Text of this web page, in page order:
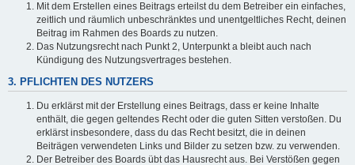
Mit dem Erstellen eines Beitrags erteilst du dem Betreiber ein einfaches,
zeitlich und räumlich unbeschränktes und unentgeltliches Recht, deinen
Beitrag im Rahmen des Boards zu nutzen.
Das Nutzungsrecht nach Punkt 2, Unterpunkt a bleibt auch nach
Kündigung des Nutzungsvertrages bestehen.
3. PFLICHTEN DES NUTZERS
Du erklärst mit der Erstellung eines Beitrags, dass er keine Inhalte
enthält, die gegen geltendes Recht oder die guten Sitten verstoßen. Du
erklärst insbesondere, dass du das Recht besitzt, die in deinen
Beiträgen verwendeten Links und Bilder zu setzen bzw. zu verwenden.
Der Betreiber des Boards übt das Hausrecht aus. Bei Verstößen gegen